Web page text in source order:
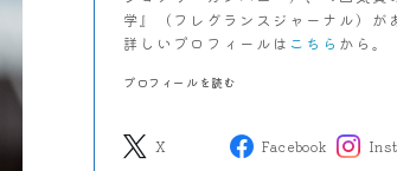
学』（フレグランスジャーナル）が
詳しいプロフィールは こちら から。
プロフィールを読む
X Facebook